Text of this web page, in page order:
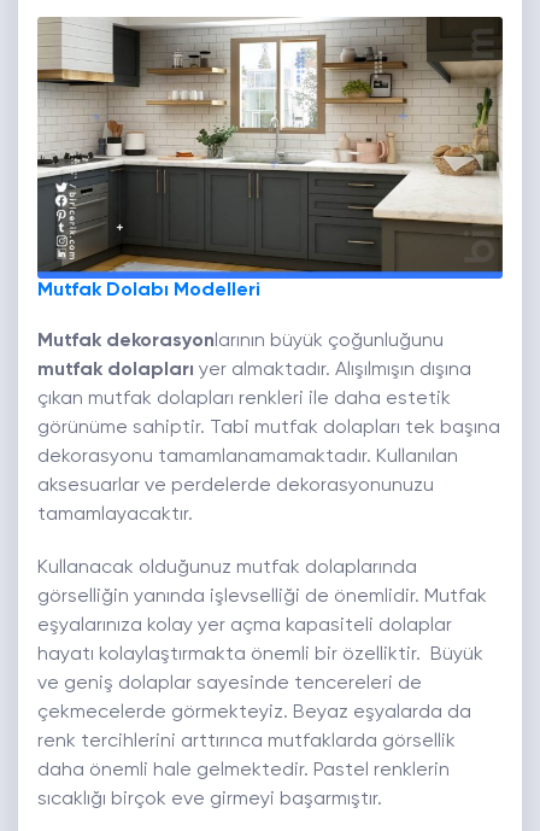
Mutfak Dolabı Modelleri
Mutfak dekorasyonlarının büyük çoğunluğunu
mutfak dolapları yer almaktadır. Alışılmışın dışına
çıkan mutfak dolapları renkleri ile daha estetik
görünüme sahiptir. Tabi mutfak dolapları tek başına
dekorasyonu tamamlanamamaktadır. Kullanılan
aksesuarlar ve perdelerde dekorasyonunuzu
tamamlayacaktır.
Kullanacak olduğunuz mutfak dolaplarında
görselliğin yanında işlevselliği de önemlidir. Mutfak
eşyalarınıza kolay yer açma kapasiteli dolaplar
hayatı kolaylaştırmakta önemli bir özelliktir. Büyük
ve geniş dolaplar sayesinde tencereleri de
çekmecelerde görmekteyiz. Beyaz eşyalarda da
renk tercihlerini arttırınca mutfaklarda görsellik
daha önemli hale gelmektedir. Pastel renklerin
sıcaklığı birçok eve girmeyi başarmıştır.